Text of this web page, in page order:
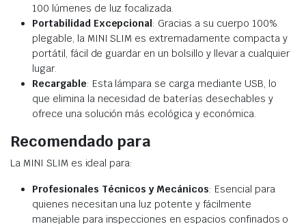
100 lúmenes de luz focalizada.
Portabilidad Excepcional: Gracias a su cuerpo 100%
plegable, la MINI SLIM es extremadamente compacta y
portátil, fácil de guardar en un bolsillo y llevar a cualquier
lugar.
Recargable: Esta lámpara se carga mediante USB, lo
que elimina la necesidad de baterías desechables y
ofrece una solución más ecológica y económica.
Recomendado para
La MINI SLIM es ideal para:
Profesionales Técnicos y Mecánicos: Esencial para
quienes necesitan una luz potente y fácilmente
manejable para inspecciones en espacios confinados o